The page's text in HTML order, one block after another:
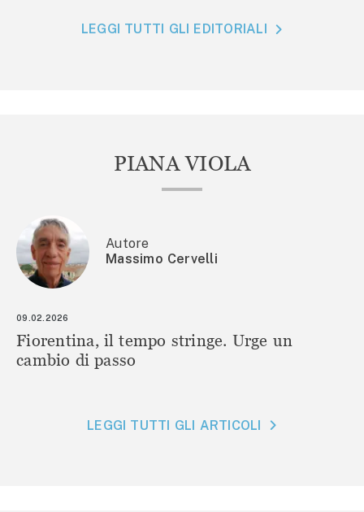
LEGGI TUTTI GLI EDITORIALI
PIANA VIOLA
Autore
Massimo Cervelli
09.02.2026
Fiorentina, il tempo stringe. Urge un
cambio di passo
LEGGI TUTTI GLI ARTICOLI